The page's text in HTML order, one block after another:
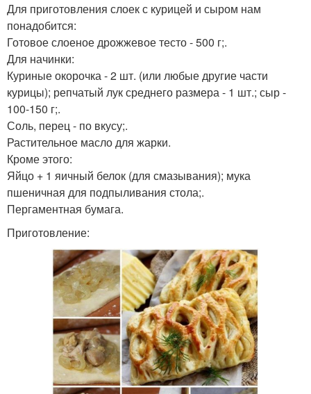
Для приготовления слоек с курицей и сыром нам
понадобится:
Готовое слоеное дрожжевое тесто - 500 г;.
Для начинки:
Куриные окорочка - 2 шт. (или любые другие части
курицы); репчатый лук среднего размера - 1 шт.; сыр -
100-150 г;.
Соль, перец - по вкусу;.
Растительное масло для жарки.
Кроме этого:
Яйцо + 1 яичный белок (для смазывания); мука
пшеничная для подпыливания стола;.
Пергаментная бумага.
Приготовление: